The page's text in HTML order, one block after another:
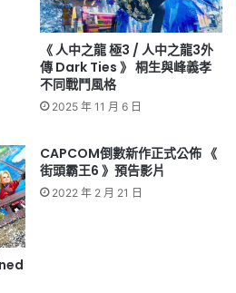
《 人中之龍 極3 / 人中之龍3外
傳 Dark Ties 》 桐生與峰義孝
不同戰鬥風格
2025 年 11 月 6 日
CAPCOM倒數新作正式公佈 《
街頭霸王6 》預告影片
2022 年 2 月 21 日